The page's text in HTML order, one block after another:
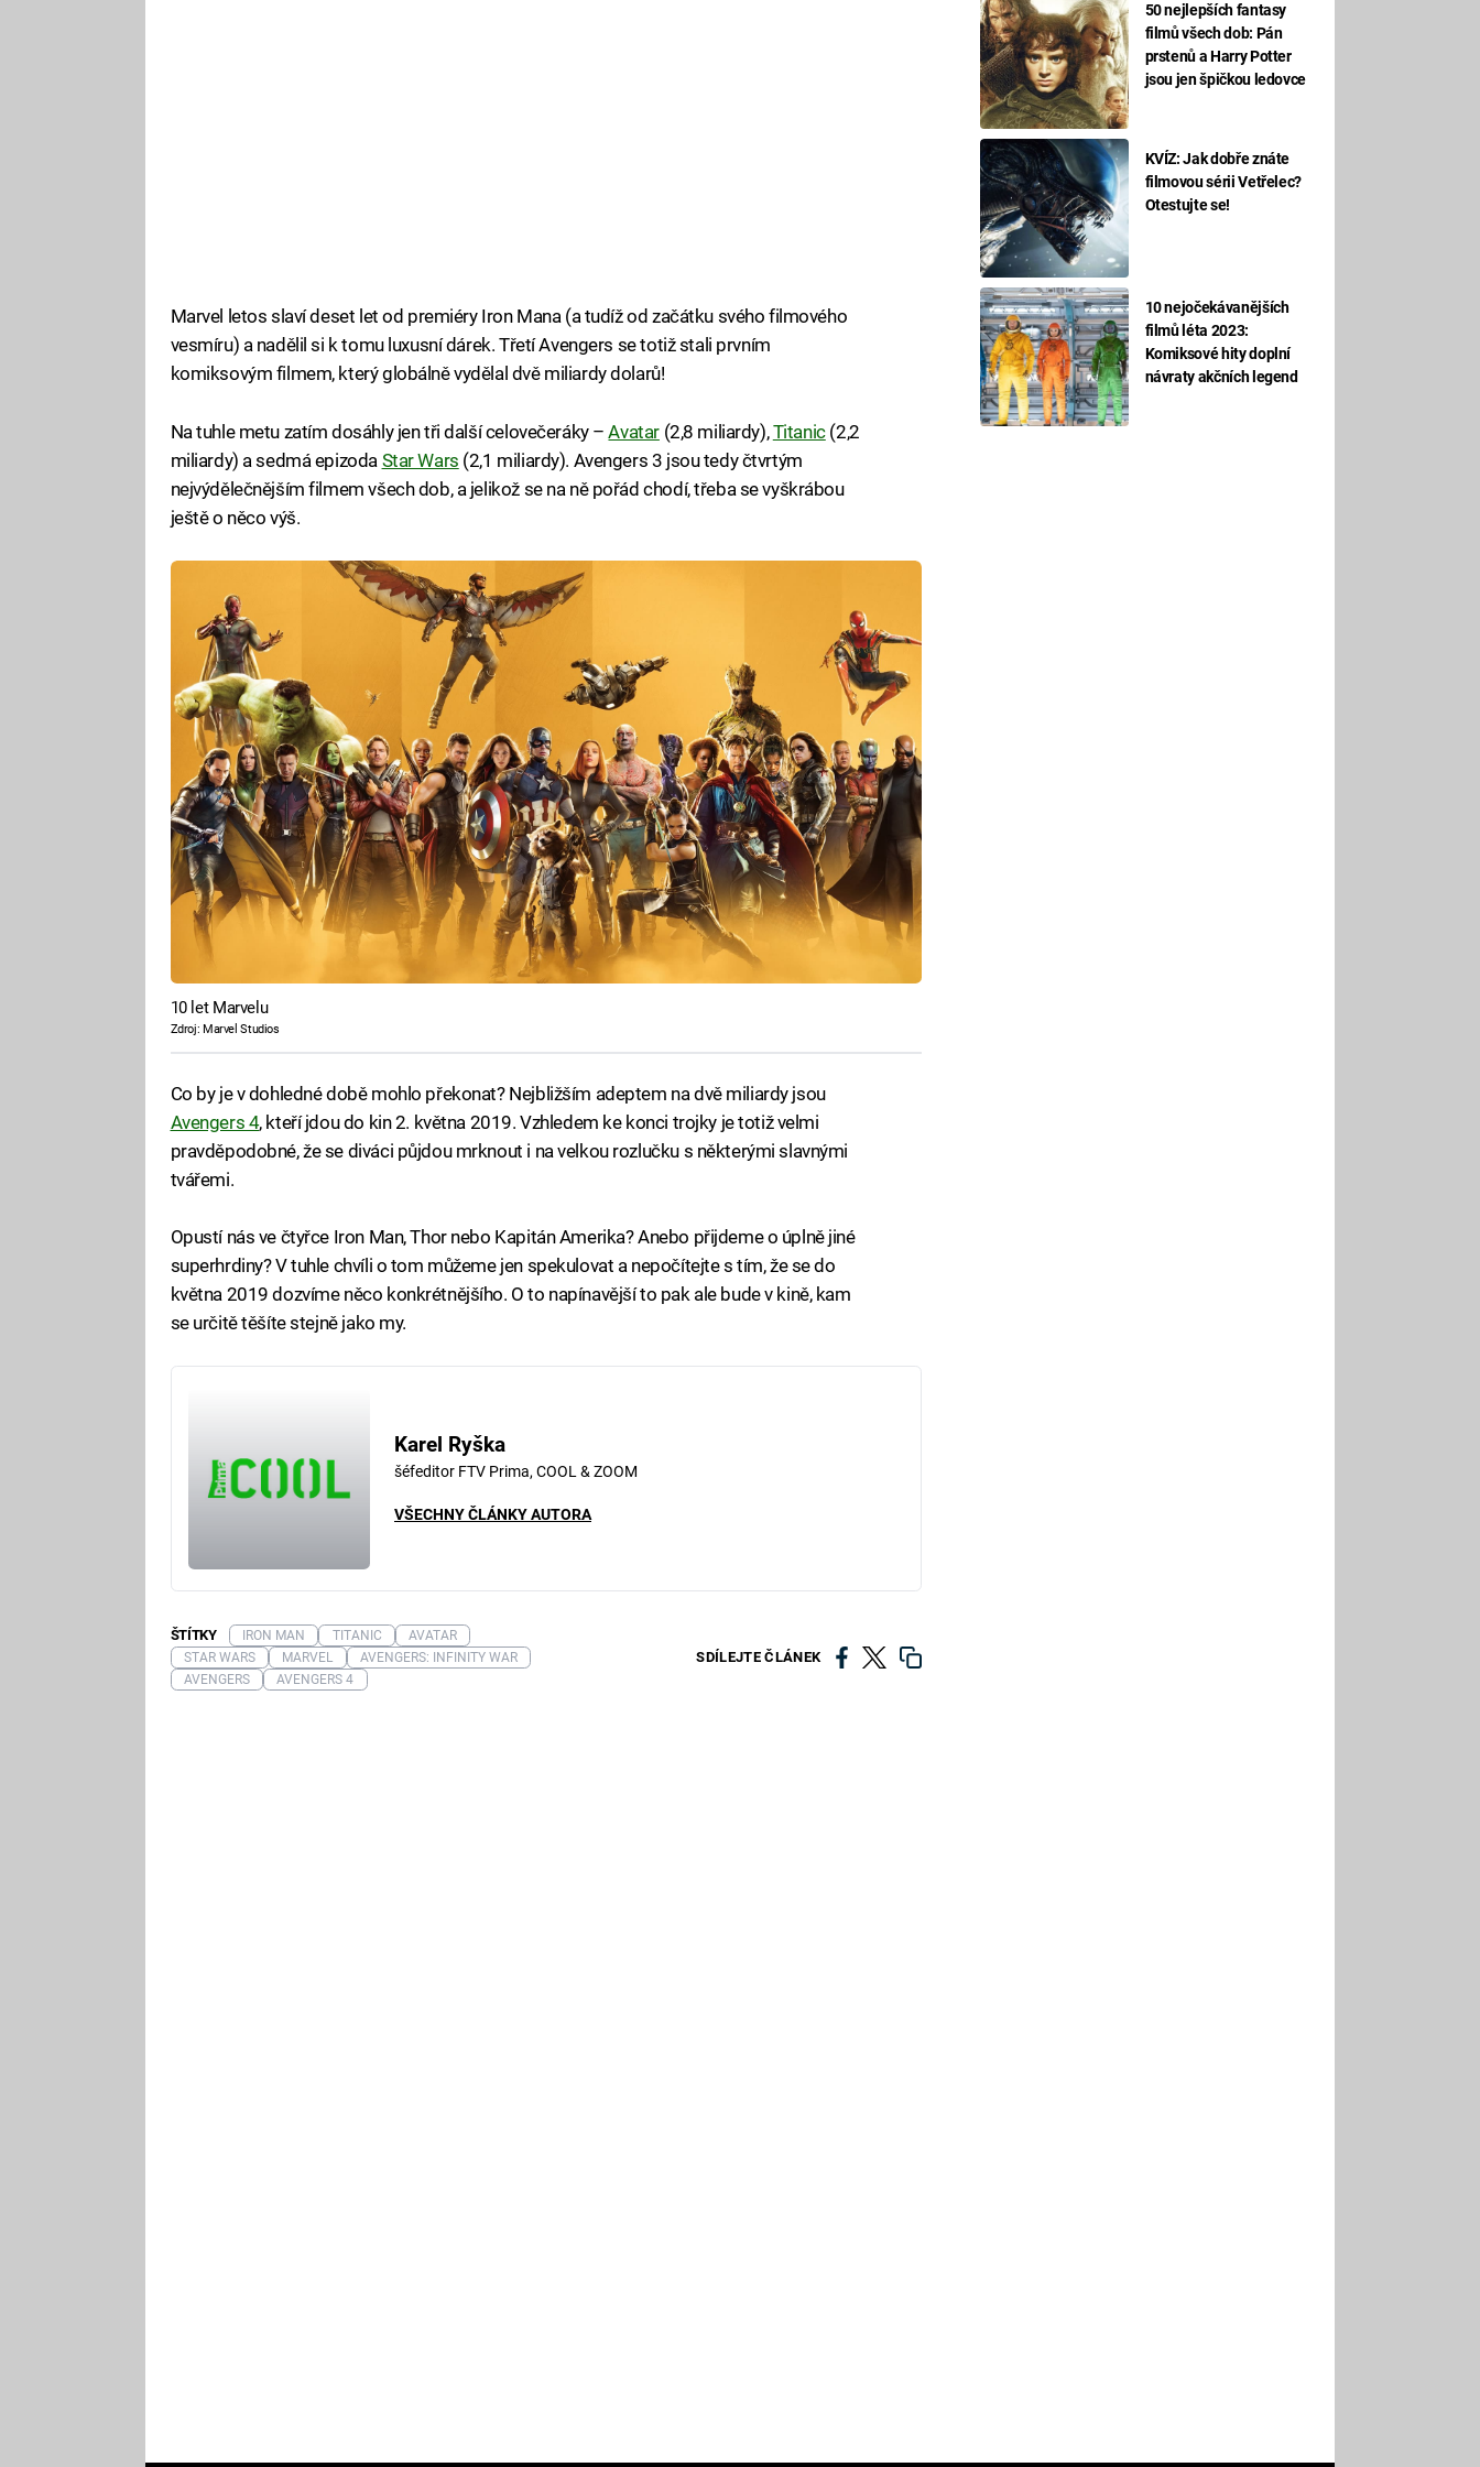
50 nejlepších fantasy
filmů všech dob: Pán
prstenů a Harry Potter
jsou jen špičkou ledovce
KVÍZ: Jak dobře znáte
filmovou sérii Vetřelec?
Otestujte se!
10 nejočekávanějších
filmů léta 2023:
Komiksové hity doplní
návraty akčních legend
Marvel letos slaví deset let od premiéry Iron Mana (a tudíž od začátku svého filmového
vesmíru) a nadělil si k tomu luxusní dárek. Třetí Avengers se totiž stali prvním
komiksovým filmem, který globálně vydělal dvě miliardy dolarů!
Na tuhle metu zatím dosáhly jen tři další celovečeráky –Avatar(2,8 miliardy),Titanic(2,2
miliardy) a sedmá epizoda Star Wars (2,1 miliardy). Avengers 3 jsou tedy čtvrtým
nejvýdělečnějším filmem všech dob, a jelikož se na ně pořád chodí, třeba se vyškrábou
ještě o něco výš.
10 let Marvelu
Zdroj: Marvel Studios
Co by je v dohledné době mohlo překonat? Nejbližším adeptem na dvě miliardy jsou
Avengers 4, kteří jdou do kin 2. května 2019. Vzhledem ke konci trojky je totiž velmi
pravděpodobné, že se diváci půjdou mrknout i na velkou rozlučku s některými slavnými
tvářemi.
Opustí nás ve čtyřce Iron Man, Thor nebo Kapitán Amerika? Anebo přijdeme o úplně jiné
superhrdiny? V tuhle chvíli o tom můžeme jen spekulovat a nepočítejte s tím, že se do
května 2019 dozvíme něco konkrétnějšího. O to napínavější to pak ale bude v kině, kam
se určitě těšíte stejně jako my.
Karel Ryška
šéfeditor FTV Prima, COOL & ZOOM
VŠECHNY ČLÁNKY AUTORA
SDÍLEJTE ČLÁNEK
ŠTÍTKY IRON MAN TITANIC
AVATAR
STAR WARS
MARVEL
AVENGERS: INFINITY WAR
AVENGERS
AVENGERS 4